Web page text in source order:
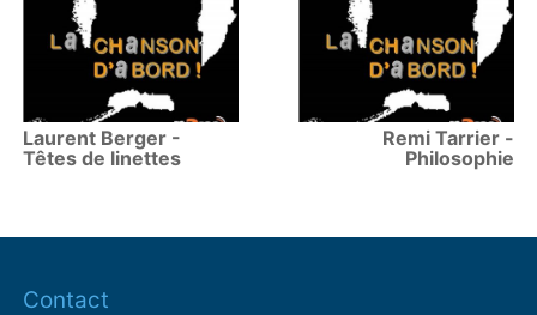
Laurent Berger -
Têtes de linettes
Remi Tarrier -
Philosophie
Contact